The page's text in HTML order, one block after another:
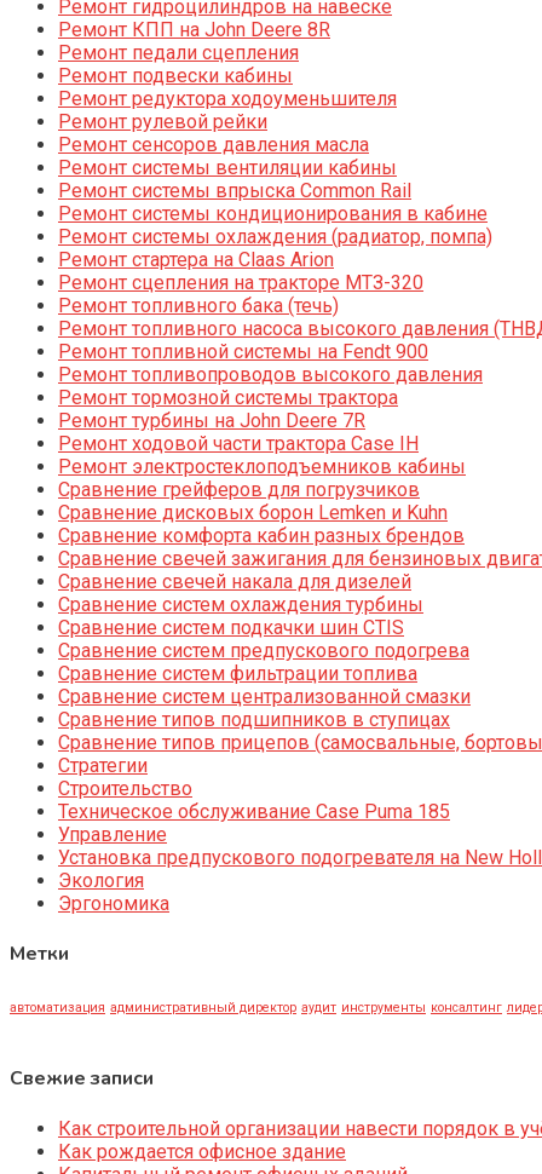
Ремонт гидроцилиндров на навеске
Ремонт КПП на John Deere 8R
Ремонт педали сцепления
Ремонт подвески кабины
Ремонт редуктора ходоуменьшителя
Ремонт рулевой рейки
Ремонт сенсоров давления масла
Ремонт системы вентиляции кабины
Ремонт системы впрыска Common Rail
Ремонт системы кондиционирования в кабине
Ремонт системы охлаждения (радиатор, помпа)
Ремонт стартера на Claas Arion
Ремонт сцепления на тракторе МТЗ-320
Ремонт топливного бака (течь)
Ремонт топливного насоса высокого давления
Ремонт топливной системы на Fendt 900
Ремонт топливопроводов высокого давления
Ремонт тормозной системы трактора
Ремонт турбины на John Deere 7R
Ремонт ходовой части трактора Case IH
Ремонт электростеклоподъемников кабины
Сравнение грейферов для погрузчиков
Сравнение дисковых борон Lemken и Kuhn
Сравнение комфорта кабин разных брендов
Сравнение свечей зажигания для бензиновых
Сравнение свечей накала для дизелей
Сравнение систем охлаждения турбины
Сравнение систем подкачки шин CTIS
Сравнение систем предпускового подогрева
Сравнение систем фильтрации топлива
Сравнение систем централизованной смазки
Сравнение типов подшипников в ступицах
Сравнение типов прицепов (самосвальные,
Стратегии
Строительство
Техническое обслуживание Case Puma 185
Управление
Установка предпускового подогревателя на New
Экология
Эргономика
Метки
автоматизация административный директор аудит инструменты консалтинг
Свежие записи
Как строительной организации навести порядок в
Как рождается офисное здание